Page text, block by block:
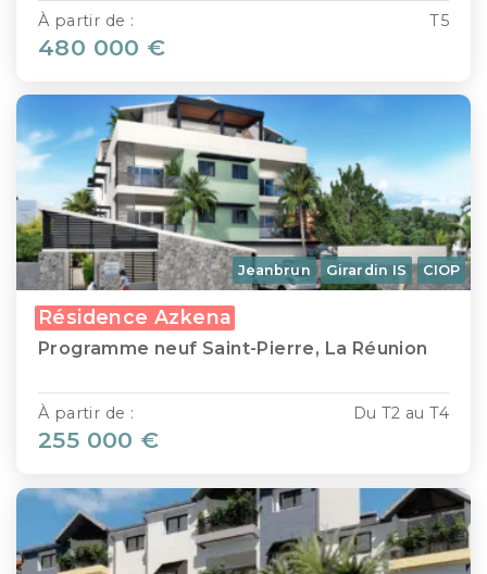
T5
À partir de :
480 000 €
Jeanbrun Girardin IS CIOP
Résidence Azkena
Programme neuf Saint-Pierre, La Réunion
Du T2 au T4
À partir de :
255 000 €